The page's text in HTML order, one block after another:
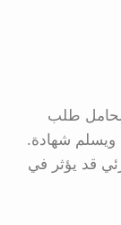
طلب
ويسلم شهادة.
قد يؤثر في